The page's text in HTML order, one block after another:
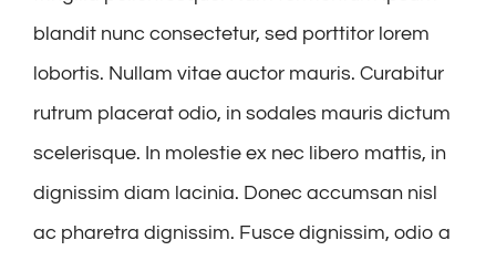
blandit nunc consectetur, sed porttitor lorem
lobortis. Nullam vitae auctor mauris. Curabitur
rutrum placerat odio, in sodales mauris dictum
scelerisque. In molestie ex nec libero mattis, in
dignissim diam lacinia. Donec accumsan nisl
ac pharetra dignissim. Fusce dignissim, odio a